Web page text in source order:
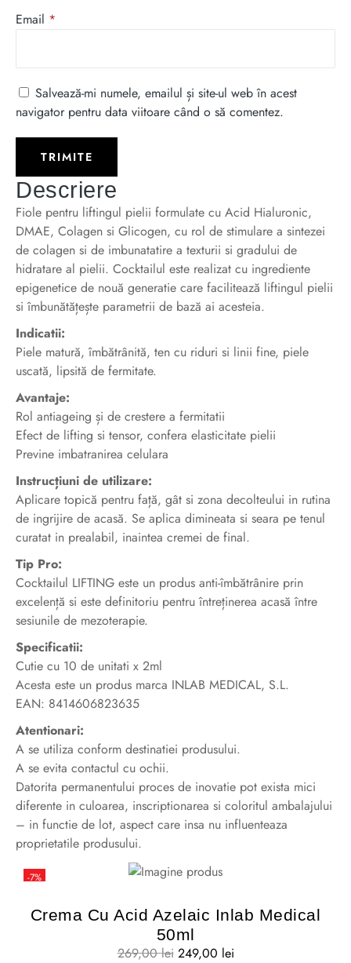
Email *
Salvează-mi numele, emailul și site-ul web în acest
navigator pentru data viitoare când o să comentez.
Descriere
Fiole pentru liftingul pielii formulate cu Acid Hialuronic,
DMAE, Colagen si Glicogen, cu rol de stimulare a sintezei
de colagen si de imbunatatire a texturii si gradului de
hidratare al pielii. Cocktailul este realizat cu ingrediente
epigenetice de nouă generatie care facilitează liftingul pielii
si îmbunătățește parametrii de bază ai acesteia.
Indicatii:
Piele matură, îmbătrânită, ten cu riduri si linii fine, piele
uscată, lipsită de fermitate.
Avantaje:
Rol antiageing și de crestere a fermitatii
Efect de lifting si tensor, confera elasticitate pielii
Previne imbatranirea celulara
Instrucțiuni de utilizare:
Aplicare topică pentru față, gât si zona decolteului in rutina
de ingrijire de acasă. Se aplica dimineata si seara pe tenul
curatat in prealabil, inaintea cremei de final.
Tip Pro:
Cocktailul LIFTING este un produs anti-îmbătrânire prin
excelență si este definitoriu pentru întreținerea acasă între
sesiunile de mezoterapie.
Specificatii:
Cutie cu 10 de unitati x 2ml
Acesta este un produs marca INLAB MEDICAL, S.L.
EAN: 8414606823635
Atentionari:
A se utiliza conform destinatiei produsului.
A se evita contactul cu ochii.
Datorita permanentului proces de inovatie pot exista mici
diferente in culoarea, inscriptionarea si coloritul ambalajului
– in functie de lot, aspect care insa nu influenteaza
proprietatile produsului.
-7%
Crema Cu Acid Azelaic Inlab Medical
50ml
269,00lei 249,00 lei